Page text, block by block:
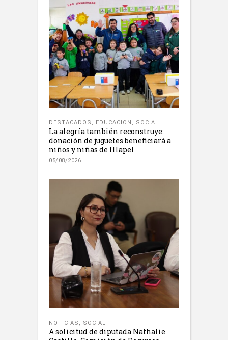
DESTACADOS , EDUCACION , SOCIAL
La alegría también reconstruye:
donación de juguetes beneficiará a
niños y niñas de Illapel
05/08/2026
NOTICIAS , SOCIAL
A solicitud de diputada Nathalie